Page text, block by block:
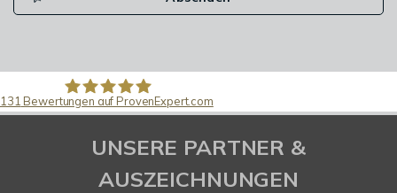
Pfund Immobilien
131 Bewertungen auf ProvenExpert.com
UNSERE PARTNER &
AUSZEICHNUNGEN